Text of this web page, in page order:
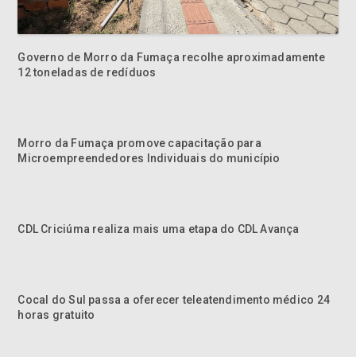
Governo de Morro da Fumaça recolhe aproximadamente
12 toneladas de redíduos
Morro da Fumaça promove capacitação para
Microempreendedores Individuais do município
CDL Criciúma realiza mais uma etapa do CDL Avança
Cocal do Sul passa a oferecer teleatendimento médico 24
horas gratuito